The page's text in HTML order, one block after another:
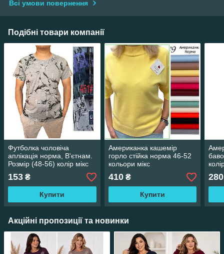
Всі умови повернення
Подібні товари компанії
Футболка чоловіча
аплікація норма, В'єтнам.
Розмір (48-56) колір мікс
153 ₴
Купити
Американка кашемір
горло стійка норма 46-52
кольори мікс
410₴
Купити
280
Акційні пропозиції та новинки